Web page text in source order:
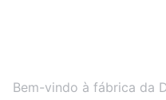
Bem-vindo à fábrica da